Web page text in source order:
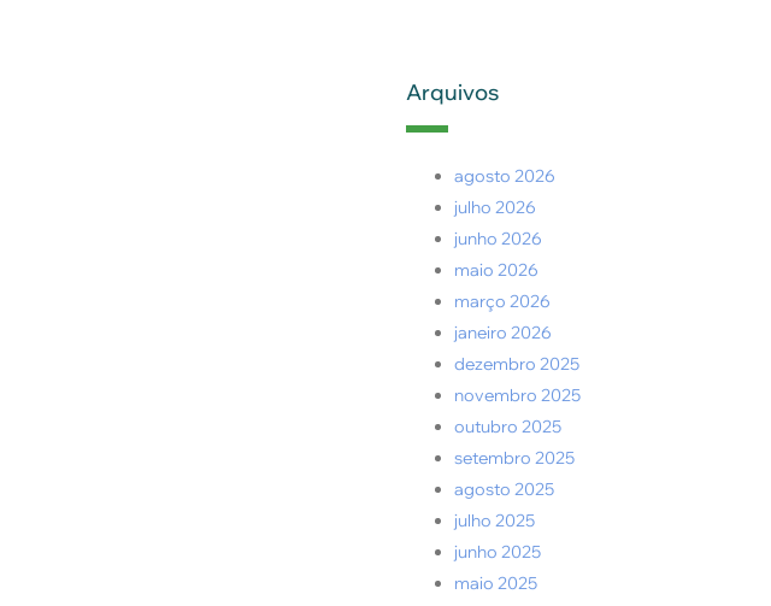
Arquivos
agosto 2026
julho 2026
junho 2026
maio 2026
março 2026
janeiro 2026
dezembro 2025
novembro 2025
outubro 2025
setembro 2025
agosto 2025
julho 2025
junho 2025
maio 2025